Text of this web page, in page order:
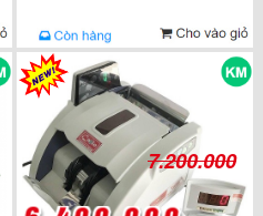
7.200.000